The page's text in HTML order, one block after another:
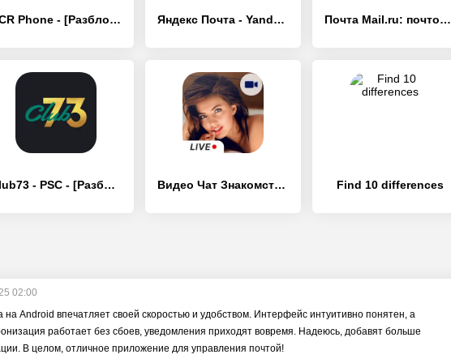
ACR Phone - [Разблокированная версия] Яндекс Почта - Yandex Mail - [Без рекламы] Почта Mail.ru: почтовый клиент - [Премиум версия]
Club73 - PSC - [Разблокированная версия] Видео Чат Знакомства Рулетка - [Разблокированная версия] Find 10 differences
02:00
на Android впечатляет своей скоростью и удобством. Интерфейс интуитивно понятен, а
работает без сбоев, уведомления приходят вовремя. Надеюсь, добавят больше
В целом, отличное приложение для управления почтой!